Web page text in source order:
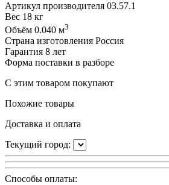
Артикул производителя 03.57.1
Вес 18 кг
Объём 0.040 м3
Страна изготовления Россия
Гарантия 8 лет
Форма поставки в разборе
С этим товаром покупают
Похожие товары
Доставка и оплата
Текущий город:
Способы оплаты: